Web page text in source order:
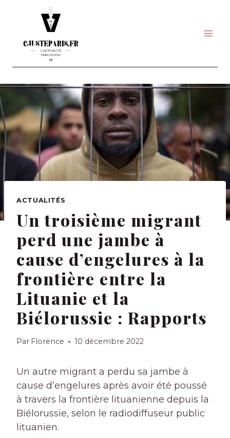
ACTUALITÉS
Un troisième migrant
perd une jambe à
cause d’engelures à la
frontière entre la
Lituanie et la
Biélorussie : Rapports
Par Florence 10 décembre 2022
Un autre migrant a perdu sa jambe à
cause d’engelures après avoir été poussé
à travers la frontière lituanienne depuis la
Biélorussie, selon le radiodiffuseur public
lituanien.